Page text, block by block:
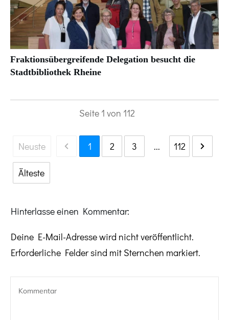
Fraktionsübergreifende Delegation besucht die
Stadtbibliothek Rheine
Seite 1 von 112
Neuste 1 2 3 ... 112
Älteste
Hinterlasse einen Kommentar:
Deine E-Mail-Adresse wird nicht veröffentlicht.
Erforderliche Felder sind mit Sternchen markiert.